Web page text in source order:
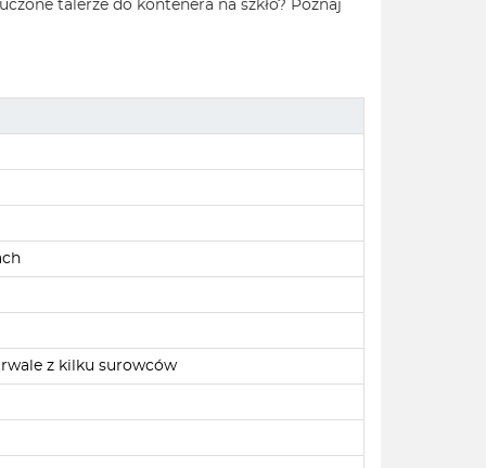
talerze do kontenera na szkło? Poznaj
z kilku surowców